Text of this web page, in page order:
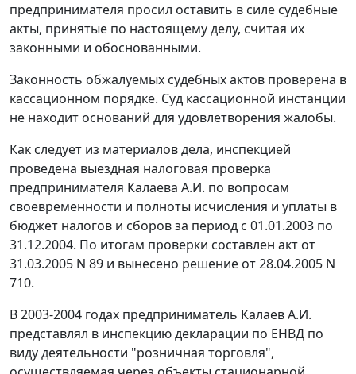
предпринимателя просил оставить в силе судебные
акты, принятые по настоящему делу, считая их
законными и обоснованными.
Законность обжалуемых судебных актов проверена в
кассационном порядке. Суд кассационной инстанции
не находит оснований для удовлетворения жалобы.
Как следует из материалов дела, инспекцией
проведена выездная налоговая проверка
предпринимателя Калаева А.И. по вопросам
своевременности и полноты исчисления и уплаты в
бюджет налогов и сборов за период с 01.01.2003 по
31.12.2004. По итогам проверки составлен акт от
31.03.2005 N 89 и вынесено решение от 28.04.2005 N
710.
В 2003-2004 годах предприниматель Калаев А.И.
представлял в инспекцию декларации по ЕНВД по
виду деятельности "розничная торговля",